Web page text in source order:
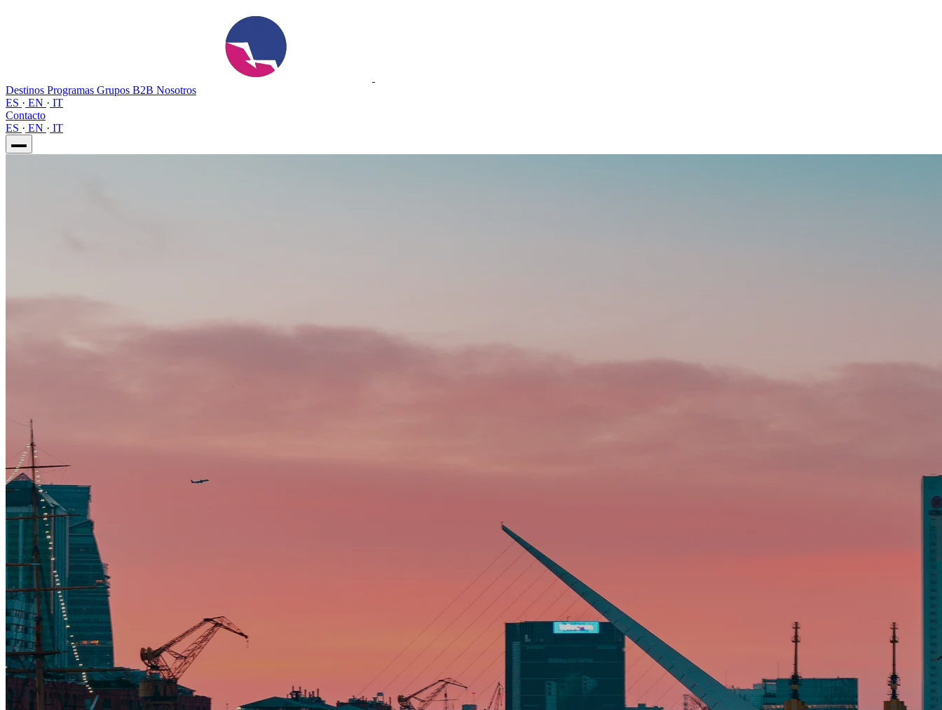
Destinos Programas Grupos B2B Nosotros
ES · EN · IT
Contacto
ES · EN · IT